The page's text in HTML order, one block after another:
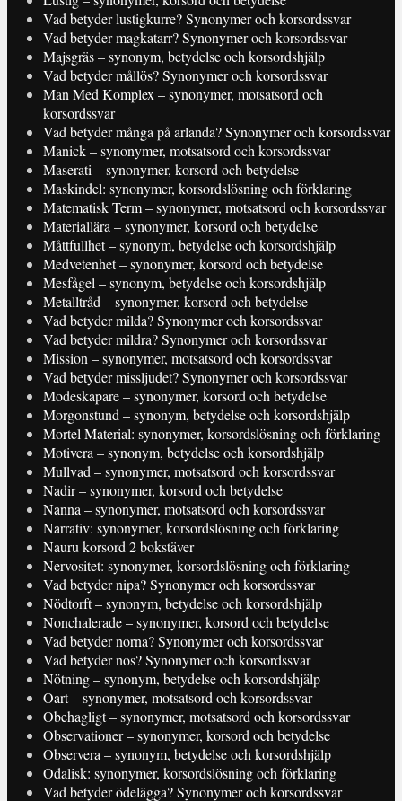
Vad betyder lustigkurre? Synonymer och korsordssvar
Vad betyder magkatarr? Synonymer och korsordssvar
Majsgräs – synonym, betydelse och korsordshjälp
Vad betyder mållös? Synonymer och korsordssvar
Man Med Komplex – synonymer, motsatsord och
korsordssvar
Vad betyder många på arlanda? Synonymer och korsordssvar
Manick – synonymer, motsatsord och korsordssvar
Maserati – synonymer, korsord och betydelse
Maskindel: synonymer, korsordslösning och förklaring
Matematisk Term – synonymer, motsatsord och korsordssvar
Materiallära – synonymer, korsord och betydelse
Måttfullhet – synonym, betydelse och korsordshjälp
Medvetenhet – synonymer, korsord och betydelse
Mesfågel – synonym, betydelse och korsordshjälp
Metalltråd – synonymer, korsord och betydelse
Vad betyder milda? Synonymer och korsordssvar
Vad betyder mildra? Synonymer och korsordssvar
Mission – synonymer, motsatsord och korsordssvar
Vad betyder missljudet? Synonymer och korsordssvar
Modeskapare – synonymer, korsord och betydelse
Morgonstund – synonym, betydelse och korsordshjälp
Mortel Material: synonymer, korsordslösning och förklaring
Motivera – synonym, betydelse och korsordshjälp
Mullvad – synonymer, motsatsord och korsordssvar
Nadir – synonymer, korsord och betydelse
Nanna – synonymer, motsatsord och korsordssvar
Narrativ: synonymer, korsordslösning och förklaring
Nauru korsord 2 bokstäver
Nervositet: synonymer, korsordslösning och förklaring
Vad betyder nipa? Synonymer och korsordssvar
Nödtorft – synonym, betydelse och korsordshjälp
Nonchalerade – synonymer, korsord och betydelse
Vad betyder norna? Synonymer och korsordssvar
Vad betyder nos? Synonymer och korsordssvar
Nötning – synonym, betydelse och korsordshjälp
Oart – synonymer, motsatsord och korsordssvar
Obehagligt – synonymer, motsatsord och korsordssvar
Observationer – synonymer, korsord och betydelse
Observera – synonym, betydelse och korsordshjälp
Odalisk: synonymer, korsordslösning och förklaring
Vad betyder ödelägga? Synonymer och korsordssvar